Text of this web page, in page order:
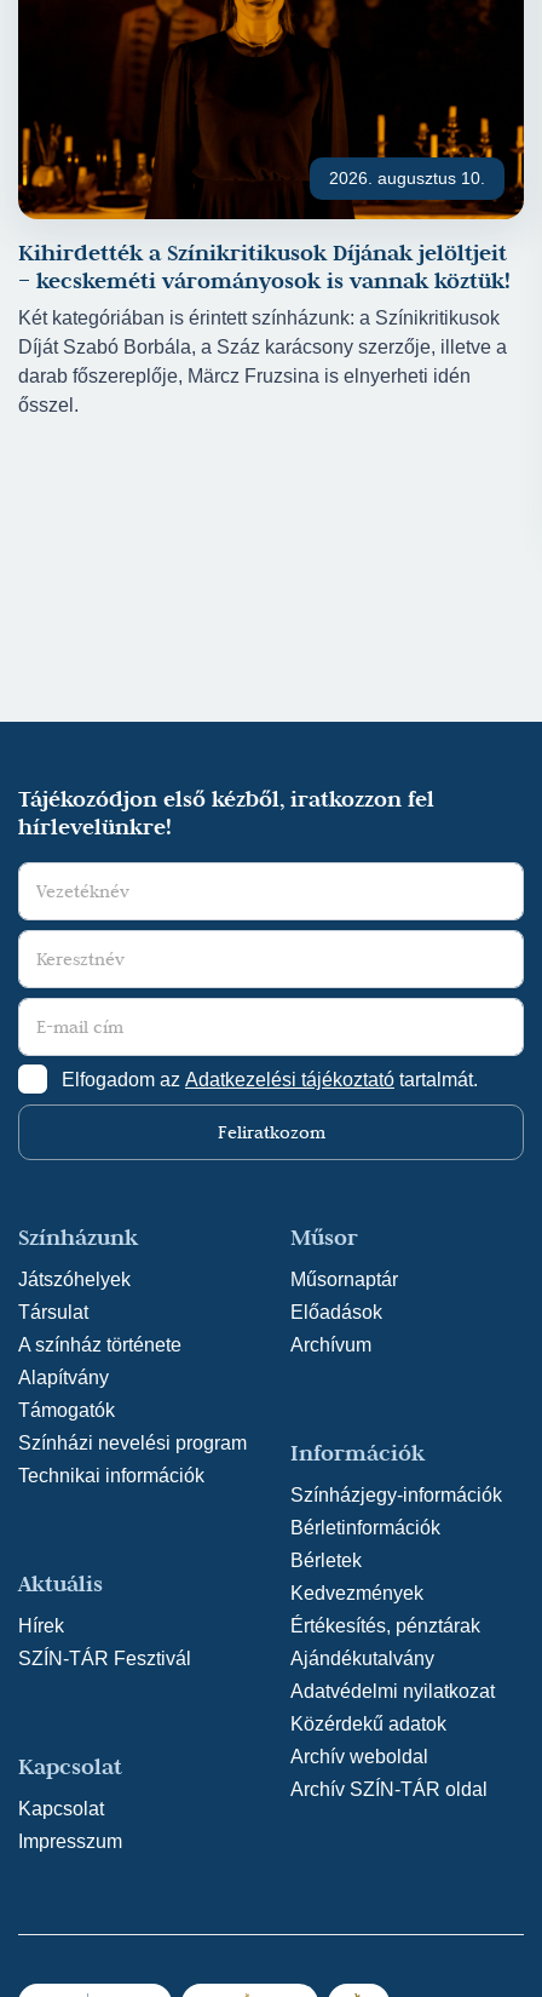
2026. augusztus 10.
Kihirdették a Színikritikusok Díjának jelöltjeit
– kecskeméti várományosok is vannak köztük!
Két kategóriában is érintett színházunk: a Színikritikusok
Díját Szabó Borbála, a Száz karácsony szerzője, illetve a
darab főszereplője, Märcz Fruzsina is elnyerheti idén
ősszel.
Tájékozódjon első kézből, iratkozzon fel
hírlevelünkre!
Elfogadom az Adatkezelési tájékoztató tartalmát.
Feliratkozom
Színházunk
Játszóhelyek
Társulat
A színház története
Alapítvány
Támogatók
Színházi nevelési program
Technikai információk
Műsor
Műsornaptár
Előadások
Archívum
Aktuális
Hírek
SZÍN-TÁR Fesztivál
Információk
Színházjegy-információk
Bérletinformációk
Bérletek
Kedvezmények
Értékesítés, pénztárak
Ajándékutalvány
Adatvédelmi nyilatkozat
Közérdekű adatok
Archív weboldal
Archív SZÍN-TÁR oldal
Kapcsolat
Kapcsolat
Impresszum